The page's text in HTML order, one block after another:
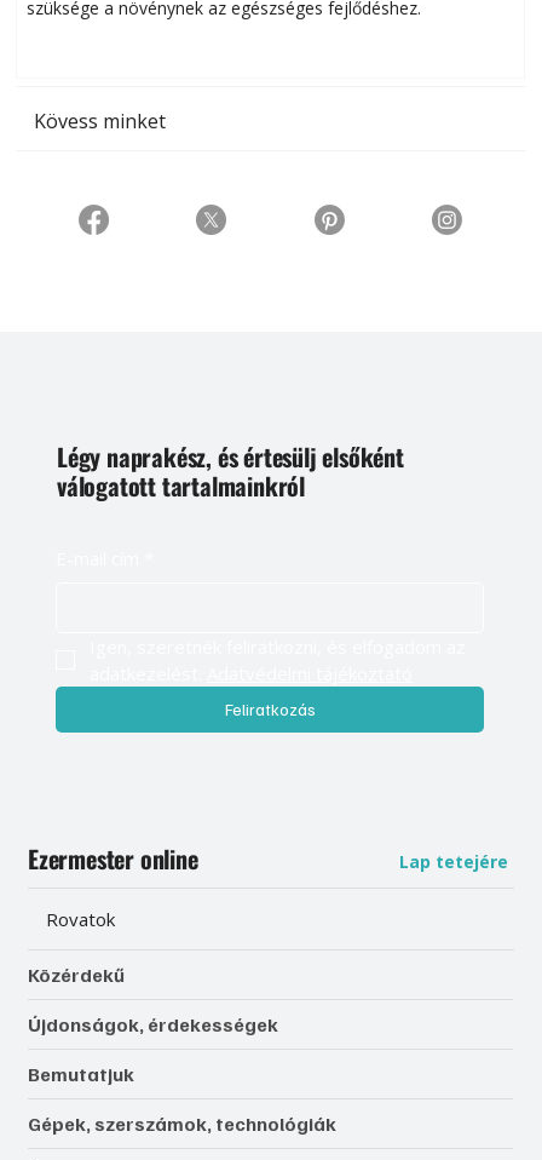
szüksége a növénynek az egészséges fejlődéshez.
Kövess minket
Légy naprakész, és értesülj elsőként
válogatott tartalmainkról
Feliratkozás
Ezermester online Lap tetejére
Rovatok
Közérdekű
Újdonságok, érdekességek
Bemutatjuk
Gépek, szerszámok, technológiák